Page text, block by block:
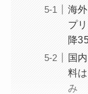
海
プ
降
国
料
み